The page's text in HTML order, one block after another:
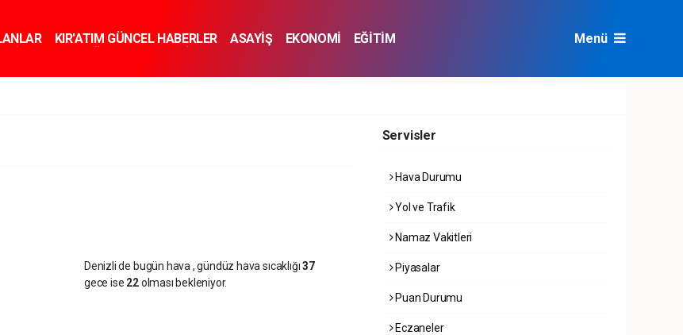
KIR'ATIM GÜNCEL HABERLER ASAYİŞ EKONOMİ
EĞİTİM
Menü
Denizli de bugün hava , gündüz hava sıcaklığı37
gece ise 22olması bekleniyor.
Servisler
Hava Durumu
Yol ve Trafik
Namaz Vakitleri
Piyasalar
Puan Durumu
Eczaneler